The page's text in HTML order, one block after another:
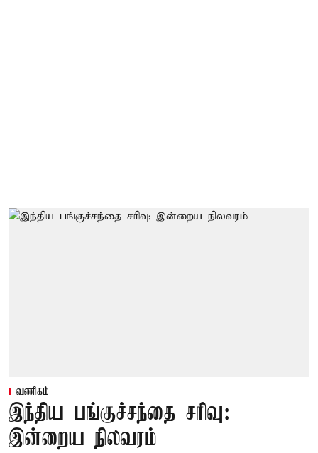
வணிகம்
இந்திய பங்குச்சந்தை சரிவு:
இன்றைய நிலவரம்